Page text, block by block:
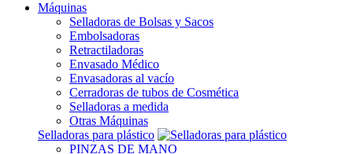
Máquinas
Selladoras de Bolsas y Sacos
Embolsadoras
Retractiladoras
Envasado Médico
Envasadoras al vacío
Cerradoras de tubos de Cosmética
Selladoras a medida
Otras Máquinas
Selladoras para plástico
PINZAS DE MANO